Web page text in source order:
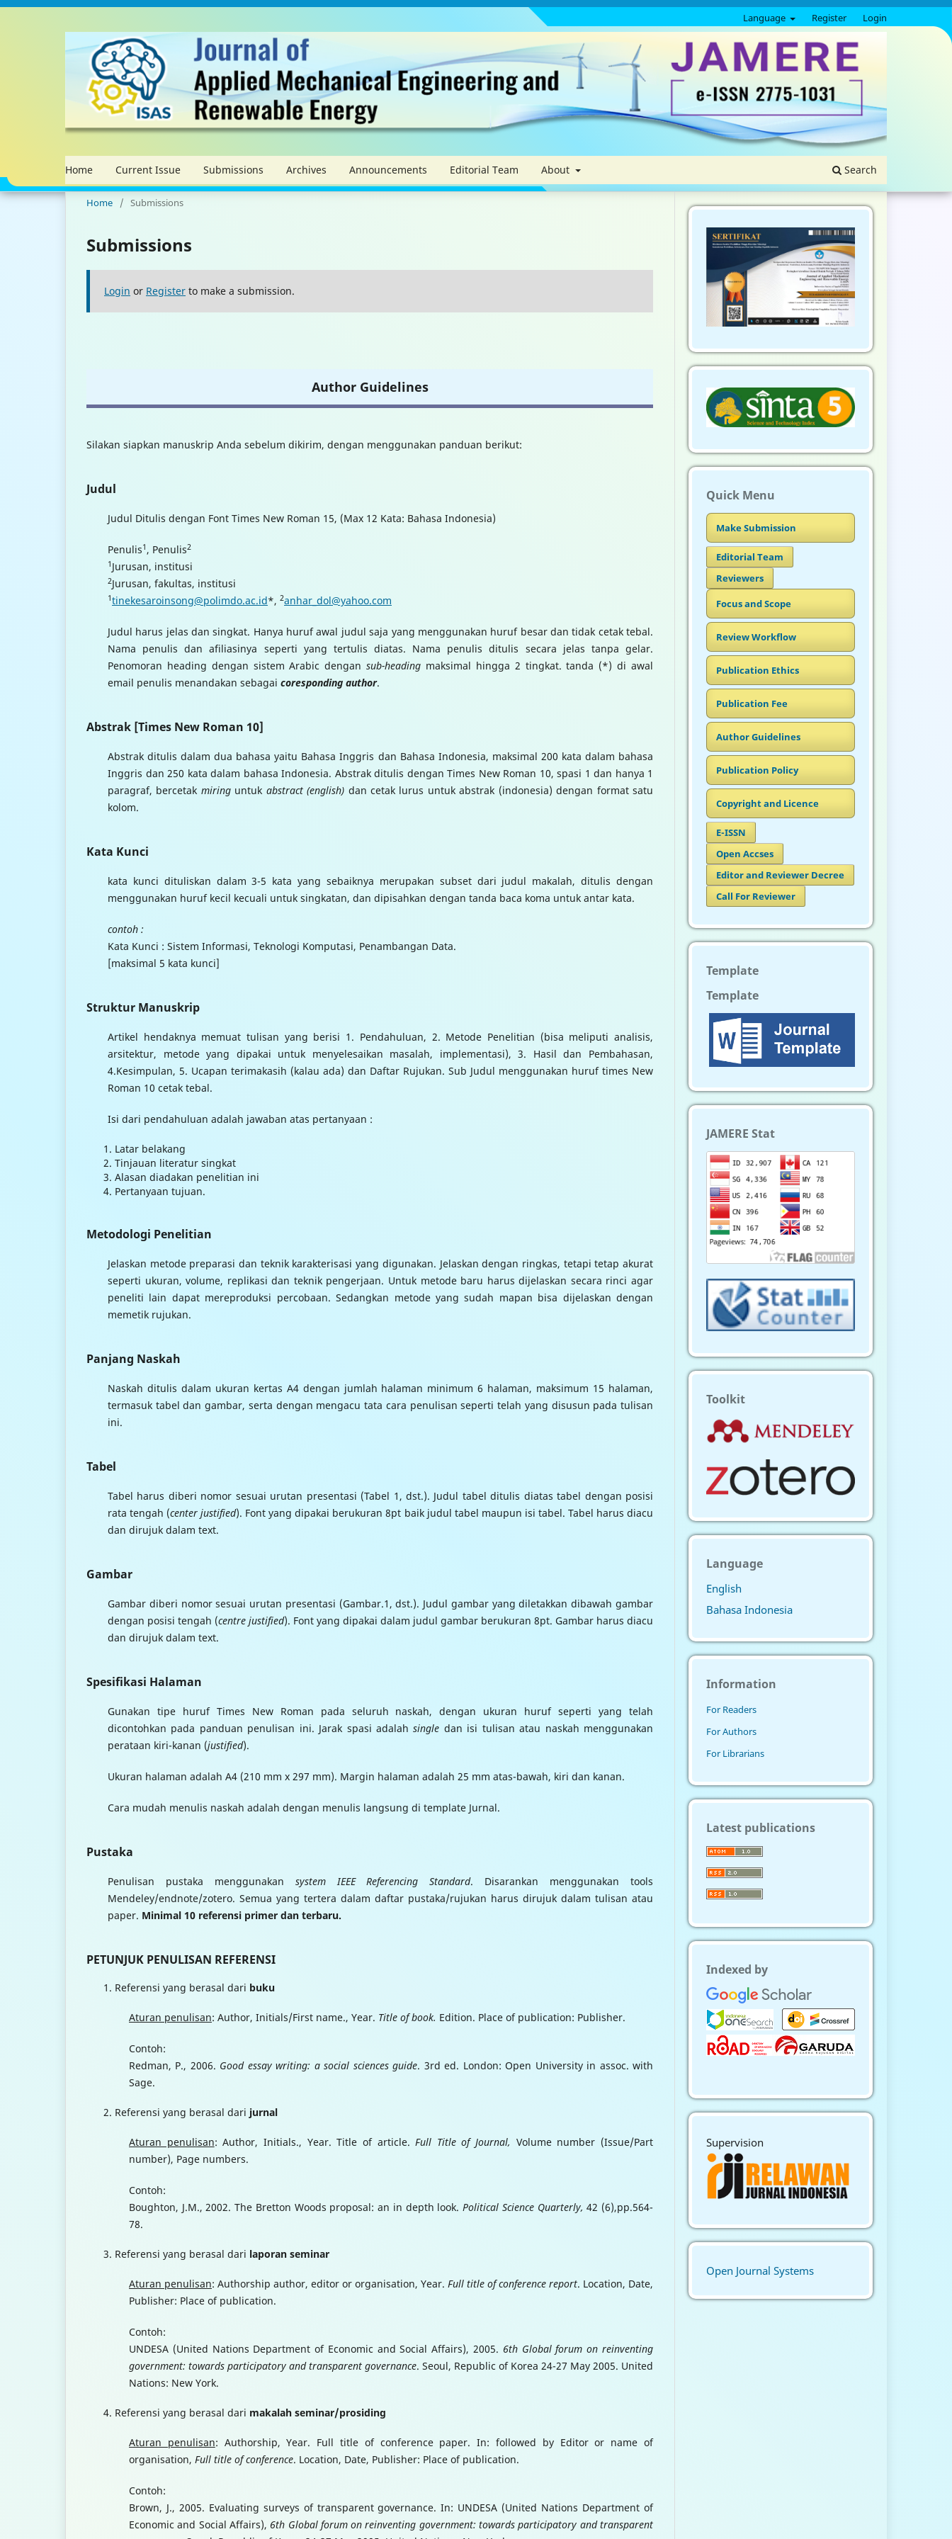
Home Current Issue Submissions Archives Announcements Editorial Team About Search
Language Register Login
Home / Submissions
Submissions
Login or Register to make a submission.
Author Guidelines
Silakan siapkan manuskrip Anda sebelum dikirim, dengan menggunakan panduan berikut:
Judul
Judul Ditulis dengan Font Times New Roman 15, (Max 12 Kata: Bahasa Indonesia)
Penulis1 , Penulis2
1 Jurusan, institusi
2Jurusan, fakultas, institusi
1tinekesaroinsong@polimdo.ac.id*, 2anhar_dol@yahoo.com
Judul harus jelas dan singkat. Hanya huruf awal judul saja yang menggunakan huruf besar dan tidak cetak tebal.
Nama penulis dan afiliasinya seperti yang tertulis diatas. Nama penulis ditulis secara jelas tanpa gelar.
Penomoran heading dengan sistem Arabic dengansub-heading maksimal hingga 2 tingkat. tanda (*) di awal
email penulis menandakan sebagai coresponding author.
Abstrak [Times New Roman 10]
Abstrak ditulis dalam dua bahasa yaitu Bahasa Inggris dan Bahasa Indonesia, maksimal 200 kata dalam bahasa
Inggris dan 250 kata dalam bahasa Indonesia. Abstrak ditulis dengan Times New Roman 10, spasi 1 dan hanya 1
paragraf, bercetak miringuntuk abstract (english) dan cetak lurus untuk abstrak (indonesia) dengan format satu
kolom.
Kata Kunci
kata kunci dituliskan dalam 3-5 kata yang sebaiknya merupakan subset dari judul makalah, ditulis dengan
menggunakan huruf kecil kecuali untuk singkatan, dan dipisahkan dengan tanda baca koma untuk antar kata.
contoh :
Kata Kunci : Sistem Informasi, Teknologi Komputasi, Penambangan Data.
[maksimal 5 kata kunci]
Struktur Manuskrip
Artikel hendaknya memuat tulisan yang berisi 1. Pendahuluan, 2. Metode Penelitian (bisa meliputi analisis,
arsitektur, metode yang dipakai untuk menyelesaikan masalah, implementasi), 3. Hasil dan Pembahasan,
4.Kesimpulan, 5. Ucapan terimakasih (kalau ada) dan Daftar Rujukan. Sub Judul menggunakan huruf times New
Roman 10 cetak tebal.
Isi dari pendahuluan adalah jawaban atas pertanyaan :
Latar belakang
Tinjauan literatur singkat
Alasan diadakan penelitian ini
Pertanyaan tujuan.
Metodologi Penelitian
Jelaskan metode preparasi dan teknik karakterisasi yang digunakan. Jelaskan dengan ringkas, tetapi tetap akurat
seperti ukuran, volume, replikasi dan teknik pengerjaan. Untuk metode baru harus dijelaskan secara rinci agar
peneliti lain dapat mereproduksi percobaan. Sedangkan metode yang sudah mapan bisa dijelaskan dengan
memetik rujukan.
Panjang Naskah
Naskah ditulis dalam ukuran kertas A4 dengan jumlah halaman minimum 6 halaman, maksimum 15 halaman,
termasuk tabel dan gambar, serta dengan mengacu tata cara penulisan seperti telah yang disusun pada tulisan
ini.
Tabel
Tabel harus diberi nomor sesuai urutan presentasi (Tabel 1, dst.). Judul tabel ditulis diatas tabel dengan posisi
rata tengah (center justified). Font yang dipakai berukuran 8pt baik judul tabel maupun isi tabel. Tabel harus diacu
dan dirujuk dalam text.
Gambar
Gambar diberi nomor sesuai urutan presentasi (Gambar.1, dst.). Judul gambar yang diletakkan dibawah gambar
dengan posisi tengah (centre justified). Font yang dipakai dalam judul gambar berukuran 8pt. Gambar harus diacu
dan dirujuk dalam text.
Spesifikasi Halaman
Gunakan tipe huruf Times New Roman pada seluruh naskah, dengan ukuran huruf seperti yang telah
dicontohkan pada panduan penulisan ini. Jarak spasi adalahsingle dan isi tulisan atau naskah menggunakan
perataan kiri-kanan (justified).
Ukuran halaman adalah A4 (210 mm x 297 mm). Margin halaman adalah 25 mm atas-bawah, kiri dan kanan.
Cara mudah menulis naskah adalah dengan menulis langsung di template Jurnal.
Pustaka
Penulisan pustaka menggunakan system IEEE Referencing Standard. Disarankan menggunakan tools
Mendeley/endnote/zotero. Semua yang tertera dalam daftar pustaka/rujukan harus dirujuk dalam tulisan atau
paper. Minimal 10 referensi primer dan terbaru.
PETUNJUK PENULISAN REFERENSI
Referensi yang berasal dari buku
Aturan penulisan: Author, Initials/First name., Year. Title of book. Edition. Place of publication: Publisher.
Contoh:
Redman, P., 2006. Good essay writing: a social sciences guide. 3rd ed. London: Open University in assoc. with
Sage.
Referensi yang berasal dari jurnal
Aturan penulisan: Author, Initials., Year. Title of article.Full Title of Journal, Volume number (Issue/Part
number), Page numbers.
Contoh:
Boughton, J.M., 2002. The Bretton Woods proposal: an in depth look.Political Science Quarterly,42 (6),pp.564-
78.
Referensi yang berasal dari laporan seminar
Aturan penulisan: Authorship author, editor or organisation, Year. Full title of conference report. Location, Date,
Publisher: Place of publication.
Contoh:
UNDESA (United Nations Department of Economic and Social Affairs), 2005. 6th Global forum on reinventing
government: towards participatory and transparent governance. Seoul, Republic of Korea 24-27 May 2005. United
Nations: New York.
Referensi yang berasal dari makalah seminar/prosiding
Aturan penulisan: Authorship, Year. Full title of conference paper. In: followed by Editor or name of
organisation, Full title of conference. Location, Date, Publisher: Place of publication.
Contoh:
Brown, J., 2005. Evaluating surveys of transparent governance. In: UNDESA (United Nations Department of
Economic and Social Affairs), 6th Global forum on reinventing government: towards participatory and transparent
Quick Menu
Make Submission
Editorial Team
Reviewers
Focus and Scope
Review Workflow
Publication Ethics
Publication Fee
Author Guidelines
Publication Policy
Copyright and Licence
E-ISSN
Open Accses
Editor and Reviewer Decree
Call For Reviewer
Template
Template
JAMERE Stat
Toolkit
Language
English
Bahasa Indonesia
Information
For Readers
For Authors
For Librarians
Latest publications
Indexed by
Supervision
Open Journal Systems